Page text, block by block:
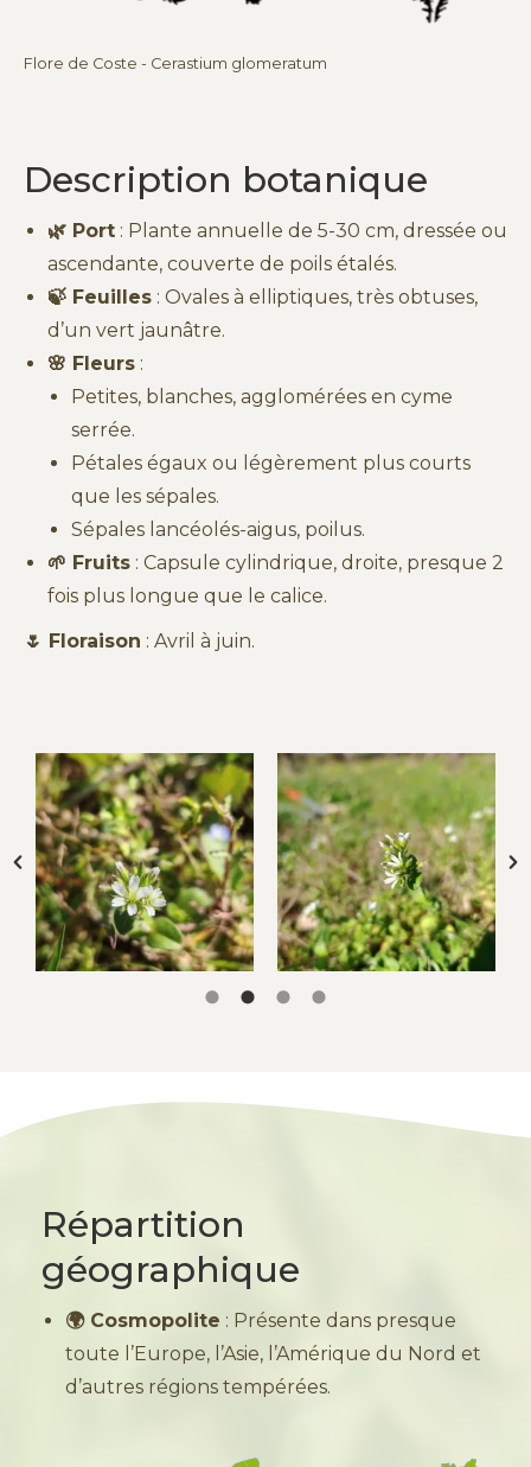
Flore de Coste - Cerastium glomeratum
Description botanique
🌿 Port : Plante annuelle de 5-30 cm, dressée ou
ascendante, couverte de poils étalés.
🍃 Feuilles : Ovales à elliptiques, très obtuses,
d’un vert jaunâtre.
🌸 Fleurs :
Petites, blanches, agglomérées en cyme
serrée.
Pétales égaux ou légèrement plus courts
que les sépales.
Sépales lancéolés-aigus, poilus.
🌱 Fruits : Capsule cylindrique, droite, presque 2
fois plus longue que le calice.
🌷 Floraison : Avril à juin.
Répartition
géographique
🌍 Cosmopolite : Présente dans presque
toute l’Europe, l’Asie, l’Amérique du Nord et
d’autres régions tempérées.